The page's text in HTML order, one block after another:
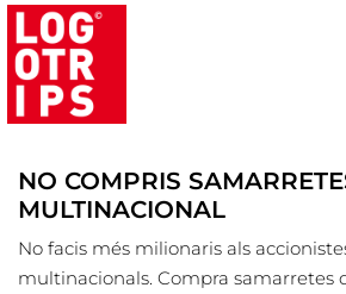
NO COMPRIS
MULTINACIONAL
No facis més milionaris als
multinacionals. Compra samarretes